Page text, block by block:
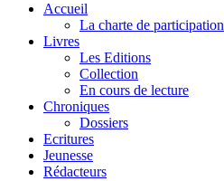
Accueil
La charte de participation
Livres
Les Editions
Collection
En cours de lecture
Chroniques
Dossiers
Ecritures
Jeunesse
Rédacteurs